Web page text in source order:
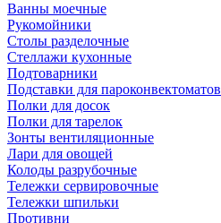
Ванны моечные
Рукомойники
Столы разделочные
Стеллажи кухонные
Подтоварники
Подставки для пароконвектоматов
Полки для досок
Полки для тарелок
Зонты вентиляционные
Лари для овощей
Колоды разрубочные
Тележки сервировочные
Тележки шпильки
Противни